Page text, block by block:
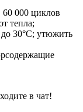
60 000 циклов
тепла;
30°C; утюжить
в чат!